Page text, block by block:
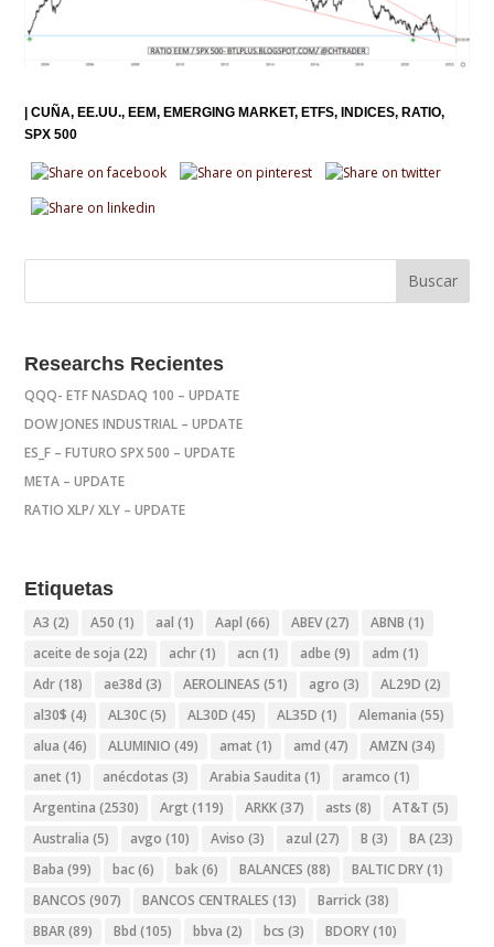
|CUÑA EE.UU. EEM EMERGING MARKET ETFS INDICES RATIO
SPX 500
Researchs Recientes
QQQ- ETF NASDAQ 100 – UPDATE
DOW JONES INDUSTRIAL – UPDATE
ES_F – FUTURO SPX 500 – UPDATE
META – UPDATE
RATIO XLP/ XLY – UPDATE
Etiquetas
A3 (2) A50 (1) aal (1) Aapl (66) ABEV(27) ABNB (1)
aceite de soja (22) achr(1) acn (1) adbe (9) adm (1)
Adr(18) ae38d (3) AEROLINEAS (51) agro (3) AL29D (2)
al30$ (4) AL30C(5) AL30D (45) AL35D (1) Alemania (55)
alua (46) ALUMINIO (49) amat (1) amd (47) AMZN (34)
anet (1) anécdotas (3) Arabia Saudita (1) aramco (1)
Argentina (2530) Argt (119) ARKK(37) asts (8) AT&T (5)
Australia (5) avgo (10) Aviso (3) azul (27) B (3) BA(23)
Baba (99) bac(6) bak(6) BALANCES (88) BALTIC DRY(1)
BANCOS (907) BANCOS CENTRALES (13) Barrick(38)
BBAR(89) Bbd (105) bbva (2) bcs (3) BDORY(10)